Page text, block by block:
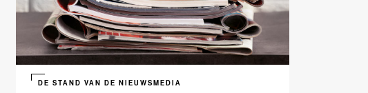
DE STAND VAN DE NIEUWSMEDIA